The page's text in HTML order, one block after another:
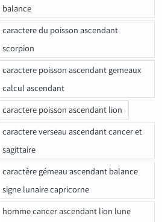
balance
caractere du poisson ascendant
scorpion
caractere poisson ascendant gemeaux
calcul ascendant
caractere poisson ascendant lion
caractere verseau ascendant cancer et
sagittaire
caractère gémeau ascendant balance
signe lunaire capricorne
homme cancer ascendant lion lune